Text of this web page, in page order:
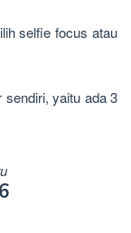
selfie focus atau
sendiri, yaitu ada 3